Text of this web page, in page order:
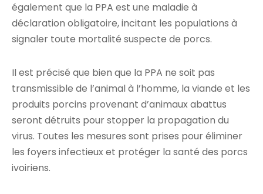
également que la PPA est une maladie à
déclaration obligatoire, incitant les populations à
signaler toute mortalité suspecte de porcs.
Il est précisé que bien que la PPA ne soit pas
transmissible de l’animal à l’homme, la viande et les
produits porcins provenant d’animaux abattus
seront détruits pour stopper la propagation du
virus. Toutes les mesures sont prises pour éliminer
les foyers infectieux et protéger la santé des porcs
ivoiriens.